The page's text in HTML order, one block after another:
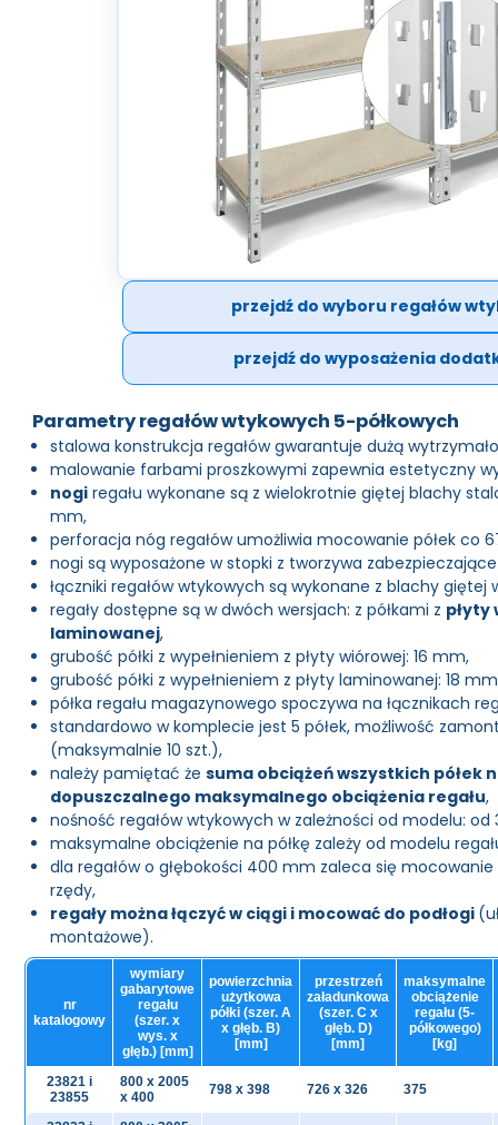
przejdź do wyboru regałów
przejdź do wyposażenia
Parametry regałów wtykowych 5-półkowych
stalowa konstrukcja regałów gwarantuje dużą
malowanie farbami proszkowymi zapewnia estetyczny
nogi regału wykonane są z wielokrotnie giętej blachy
mm,
perforacja nóg regałów umożliwia mocowanie półek co
nogi są wyposażone w stopki z tworzywa
łączniki regałów wtykowych są wykonane z blachy giętej
regały dostępne są w dwóch wersjach: z półkami z płyty
laminowanej,
grubość półki z wypełnieniem z płyty wiórowej: 16 mm,
grubość półki z wypełnieniem z płyty laminowanej: 18
półka regału magazynowego spoczywa na łącznikach
standardowo w komplecie jest 5 półek, możliwość
(maksymalnie 10 szt.),
należy pamiętać żesuma obciążeń wszystkich półek
dopuszczalnego maksymalnego obciążenia regału,
nośność regałów wtykowych w zależności od modelu: od
maksymalne obciążenie na półkę zależy od modelu
dla regałów o głębokości 400 mm zaleca się
rzędy,
regały można łączyć w ciągi i mocować do podłogi
montażowe).
nr
katalogowy
wymiary
gabarytowe
regału
(szer. x
wys. x
głęb.) [mm]
powierzchnia
użytkowa
półki (szer. A
x głęb. B)
[mm]
przestrzeń
załadunkowa
(szer. C x
głęb. D)
[mm]
maksymalne
obciążenie
regału (5-
półkowego)
[kg]
23821 i
23855
800 x 2005
x 400
798 x 398 726 x 326 375